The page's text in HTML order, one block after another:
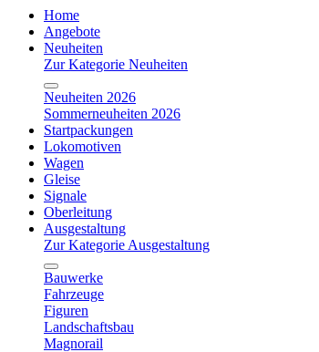
Home
Angebote
Neuheiten
Zur Kategorie Neuheiten
Neuheiten 2026
Sommerneuheiten 2026
Startpackungen
Lokomotiven
Wagen
Gleise
Signale
Oberleitung
Ausgestaltung
Zur Kategorie Ausgestaltung
Bauwerke
Fahrzeuge
Figuren
Landschaftsbau
Magnorail